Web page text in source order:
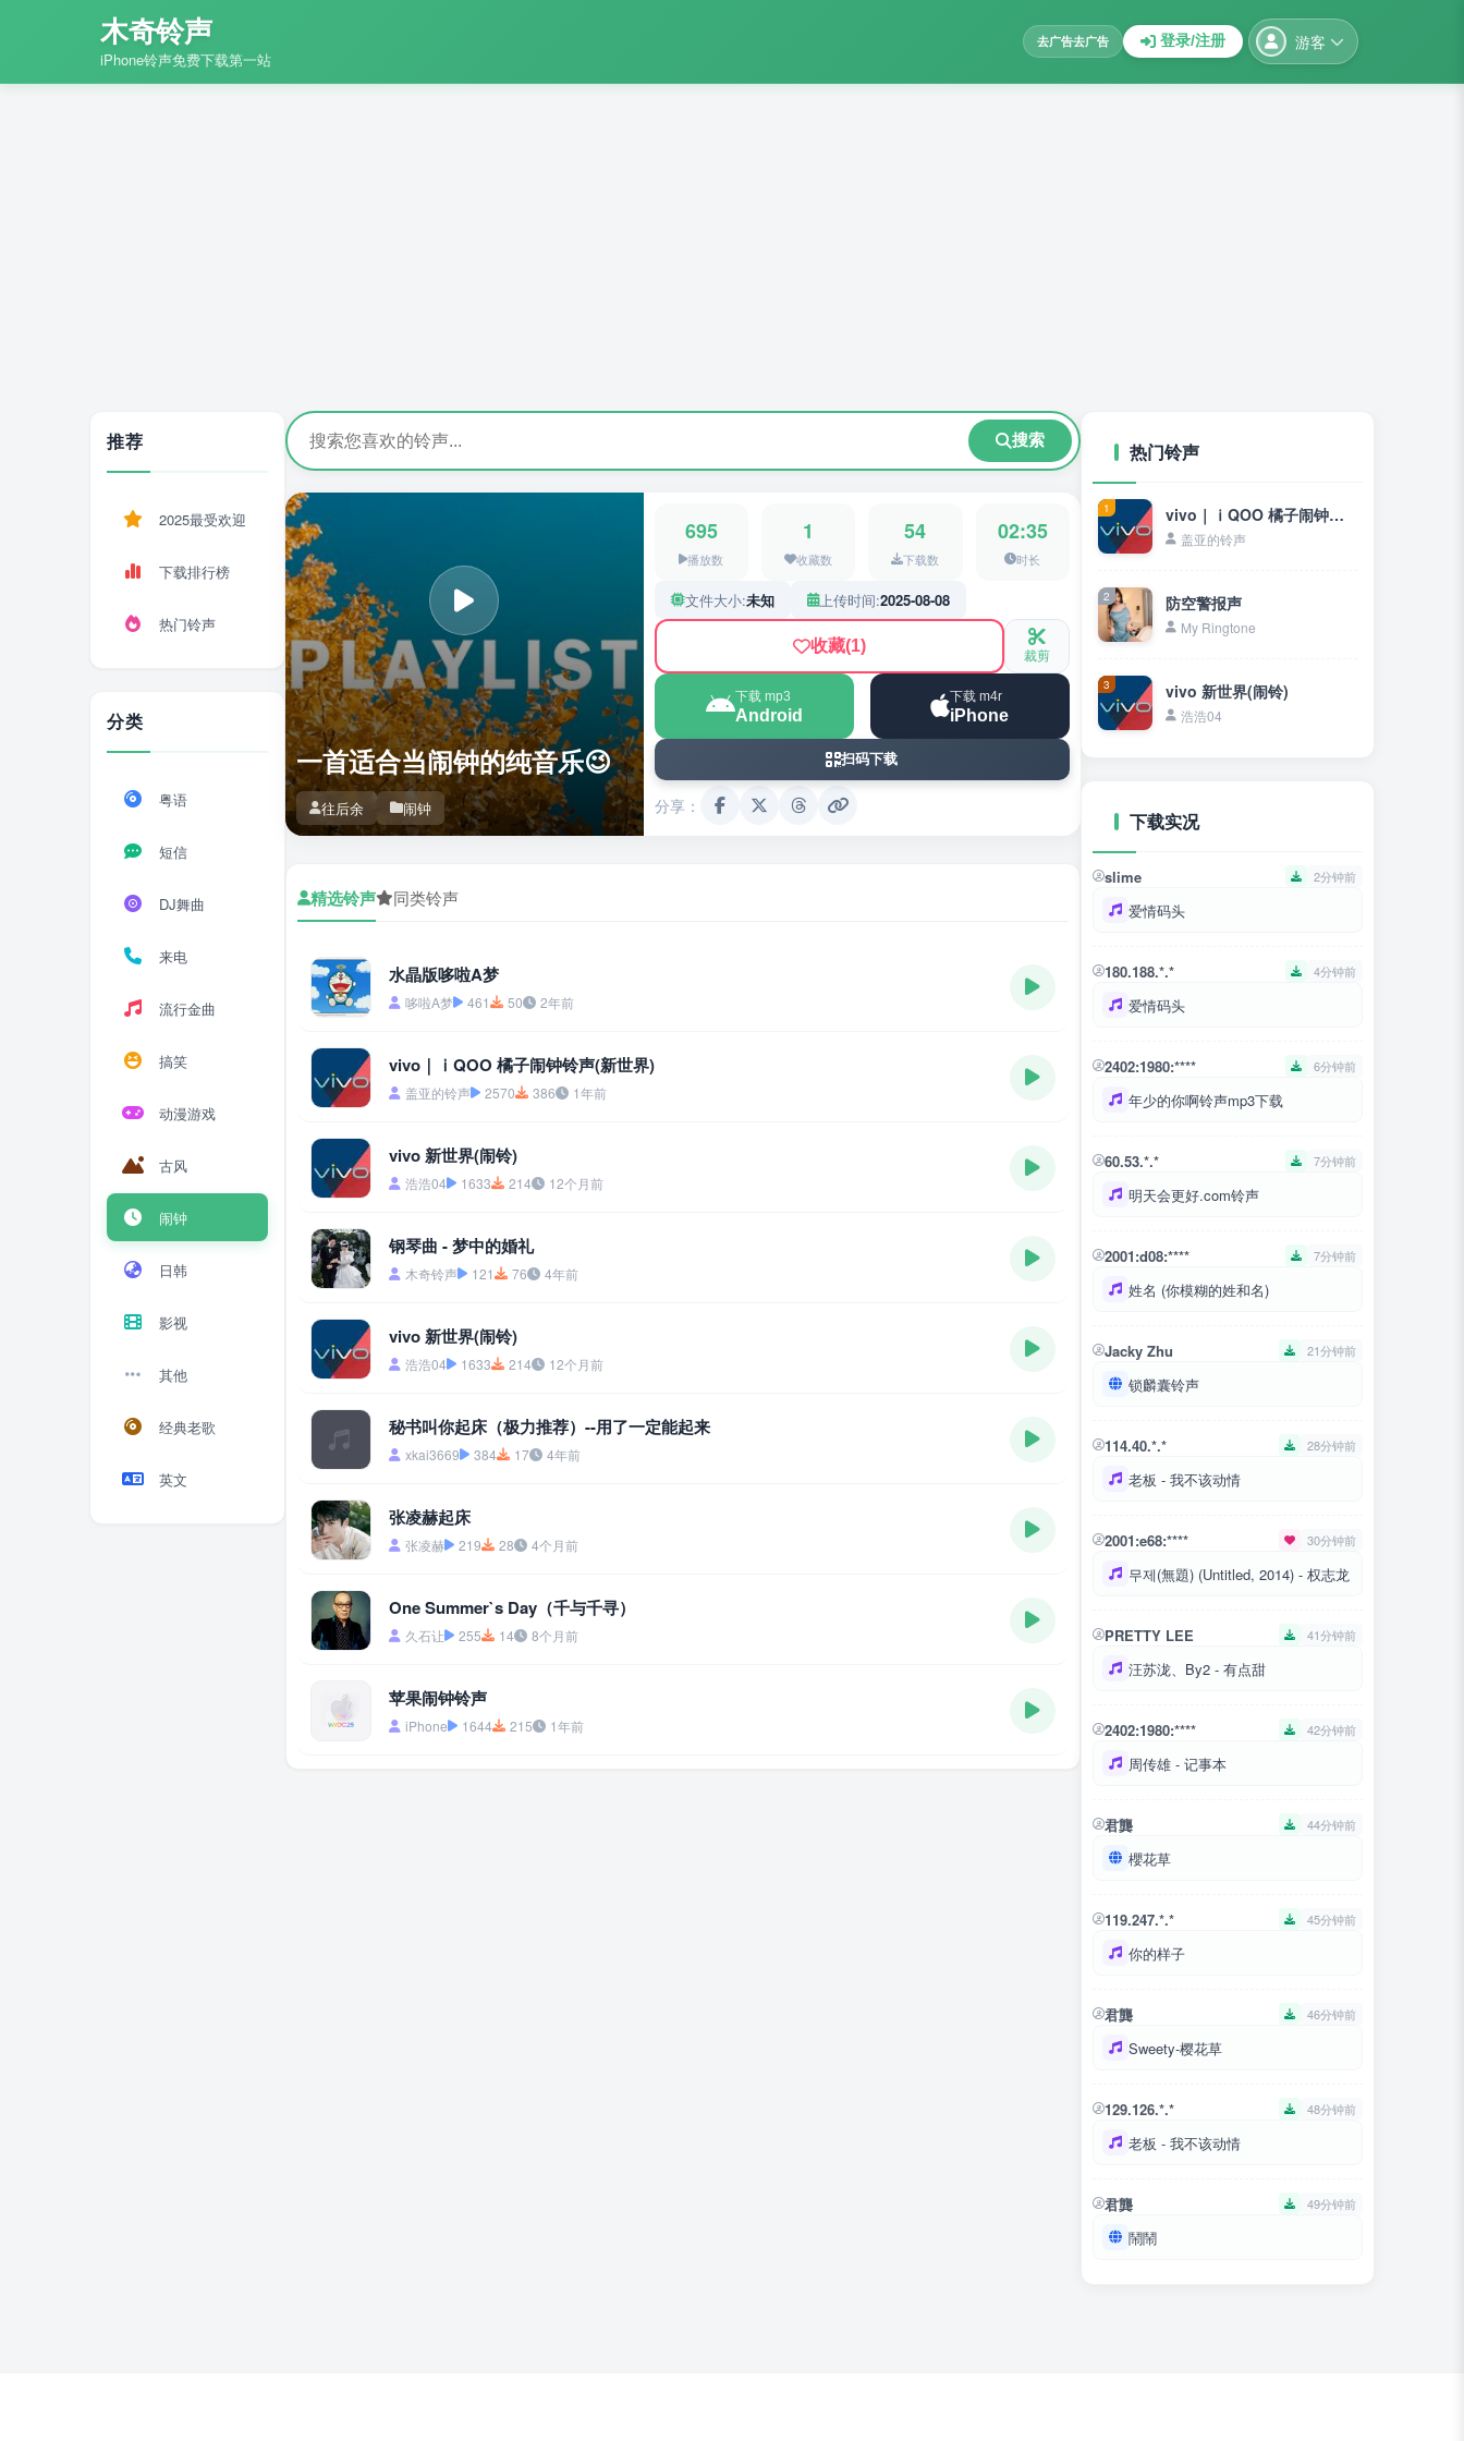
木奇铃声
iPhone铃声免费下载第一站
去广告去广告 登录/注册 游客
推荐
2025最受欢迎
下载排行榜
热门铃声
分类
粤语
短信
DJ舞曲
来电
流行金曲
搞笑
动漫游戏
古风
闹钟
日韩
影视
其他
经典老歌
英文
搜索
一首适合当闹钟的纯音乐😉
往后余 闹钟
695
播放数
1
收藏数
54
下载数
02:35
时长
文件大小:未知 上传时间:2025-08-08
收藏(1) 裁剪
下载 mp3
Android
下载 m4r
iPhone
扫码下载
分享：
精选铃声 同类铃声
水晶版哆啦A梦
哆啦A梦 461 50 2年前
vivo｜ⅰQOO 橘子闹钟铃声(新世界)
盖亚的铃声 2570 386 1年前
vivo 新世界(闹铃)
浩浩04 1633 214 12个月前
钢琴曲 - 梦中的婚礼
木奇铃声 121 76 4年前
vivo 新世界(闹铃)
浩浩04 1633 214 12个月前
秘书叫你起床（极力推荐）--用了一定能起来
xkai3669 384 17 4年前
张凌赫起床
张凌赫 219 28 4个月前
One Summer`s Day（千与千寻）
久石让 255 14 8个月前
苹果闹钟铃声
iPhone 1644 215 1年前
热门铃声
1 vivo｜ⅰQOO 橘子闹钟铃声(新世界)
盖亚的铃声
2 防空警报声
My Ringtone
3 vivo 新世界(闹铃)
浩浩04
下载实况
slime 2分钟前
爱情码头
180.188.*.* 4分钟前
爱情码头
2402:1980:**** 6分钟前
年少的你啊铃声mp3下载
60.53.*.* 7分钟前
明天会更好.com铃声
2001:d08:**** 7分钟前
姓名 (你模糊的姓和名)
Jacky Zhu 21分钟前
锁麟囊铃声
114.40.*.* 28分钟前
老板 - 我不该动情
2001:e68:**** 30分钟前
무제(無題) (Untitled, 2014) - 权志龙
PRETTY LEE 41分钟前
汪苏泷、By2 - 有点甜
2402:1980:**** 42分钟前
周传雄 - 记事本
君龔 44分钟前
櫻花草
119.247.*.* 45分钟前
你的样子
君龔 46分钟前
Sweety-樱花草
129.126.*.* 48分钟前
老板 - 我不该动情
君龔 49分钟前
鬧鬧